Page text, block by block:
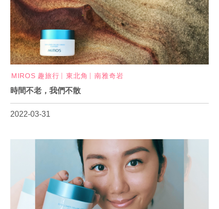
MIROS 趣旅行 東北角 南雅奇岩
時間不老，我們不散
2022-03-31